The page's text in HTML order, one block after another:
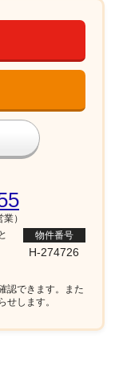
認できます。また
せします。
）
物件番号
H-274726